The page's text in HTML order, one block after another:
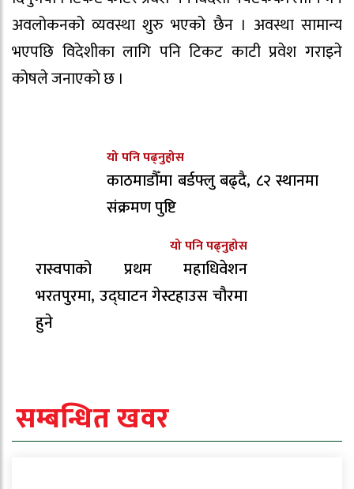
अवलोकनको व्यवस्था शुरु भएको छैन । अवस्था सामान्य
भएपछि विदेशीका लागि पनि टिकट काटी प्रवेश गराइने
कोषले जनाएको छ ।
यो पनि पढ्नुहोस
काठमाडौँमा बर्डफ्लु बढ्दै, ८२ स्थानमा
संक्रमण पुष्टि
यो पनि पढ्नुहोस
रास्वपाको प्रथम महाधिवेशन
भरतपुरमा, उद्घाटन गेस्टहाउस चौरमा
हुने
सम्बन्धित खवर